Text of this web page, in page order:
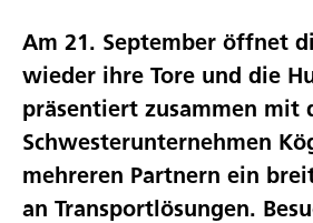
Am 21. September öffnet
wieder ihre Tore und die
präsentiert zusammen mit
Schwesterunternehmen
mehreren Partnern ein
an Transportlösungen.